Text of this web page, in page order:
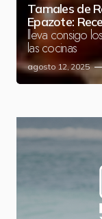
Tamales de
Epazote:
lleva consigo
las cocinas
agosto 12, 2025